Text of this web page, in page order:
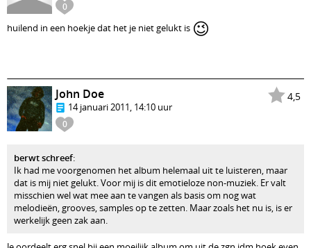
0
huilend in een hoekje dat het je niet gelukt is 😉
4,5
0
John Doe
14 januari 2011, 14:10 uur
berwt schreef:
Ik had me voorgenomen het album helemaal uit te luisteren, maar
dat is mij niet gelukt. Voor mij is dit emotieloze non-muziek. Er valt
misschien wel wat mee aan te vangen als basis om nog wat
melodieën, grooves, samples op te zetten. Maar zoals het nu is, is er
werkelijk geen zak aan.